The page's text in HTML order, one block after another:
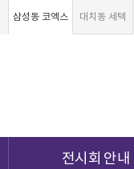
삼성동 코엑스 대치동 세텍
전시회 안내